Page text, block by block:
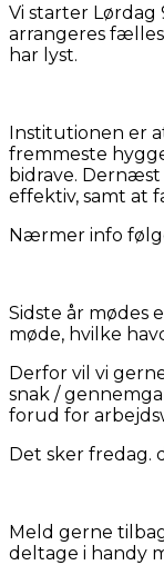
Vi starter Lørdag
arrangeres
har lyst.
Institutionen er
fremmeste
bidrave.
effektiv, samt at
Nærmer info
Sidste år mødes
møde, hvilke
Derfor vil vi
snak /
forud for
Det sker fredag.
Meld gerne
deltage i handy